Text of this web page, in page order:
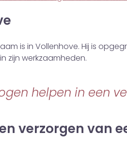
is in Vollenhove. Hij is
zijn werkzaamheden.
helpen in een
verzorgen van